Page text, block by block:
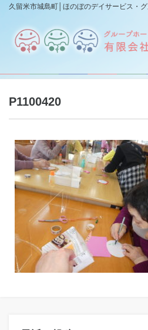
久留米市城島町│ほのぼのデイサービス・
P1100420